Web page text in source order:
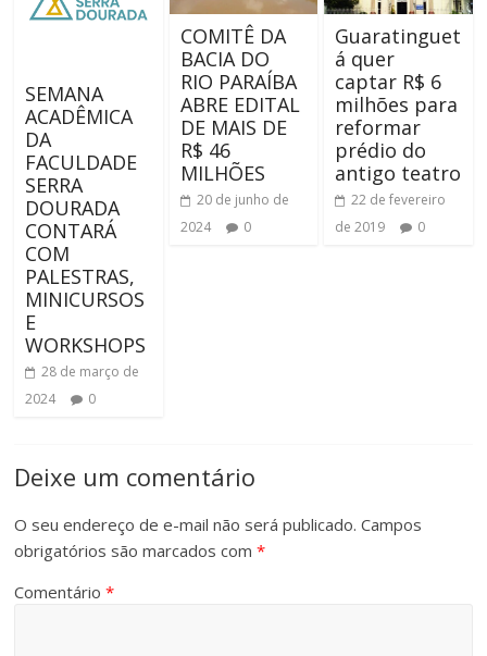
SEMANA
ACADÊMICA
DA
FACULDADE
SERRA
DOURADA
CONTARÁ
COM
PALESTRAS,
MINICURSOS
E
WORKSHOPS
28 de março de
2024
0
COMITÊ DA
BACIA DO
RIO PARAÍBA
ABRE EDITAL
DE MAIS DE
R$ 46
MILHÕES
20 de junho de
2024
0
Guaratinguet
á quer
captar R$ 6
milhões para
reformar
prédio do
antigo teatro
22 de fevereiro
de 2019
0
Deixe um comentário
O seu endereço de e-mail não será publicado. Campos
obrigatórios são marcados com*
Comentário*